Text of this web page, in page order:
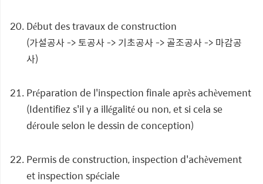
Début des travaux de construction
(가설공사 -> 토공사 -> 기초공사 -> 골조공사 -> 마감공
사)
Préparation de l'inspection finale après achèvement
(Identifiez s'il y a illégalité ou non, et si cela se
déroule selon le dessin de conception)
Permis de construction, inspection d'achèvement
et inspection spéciale